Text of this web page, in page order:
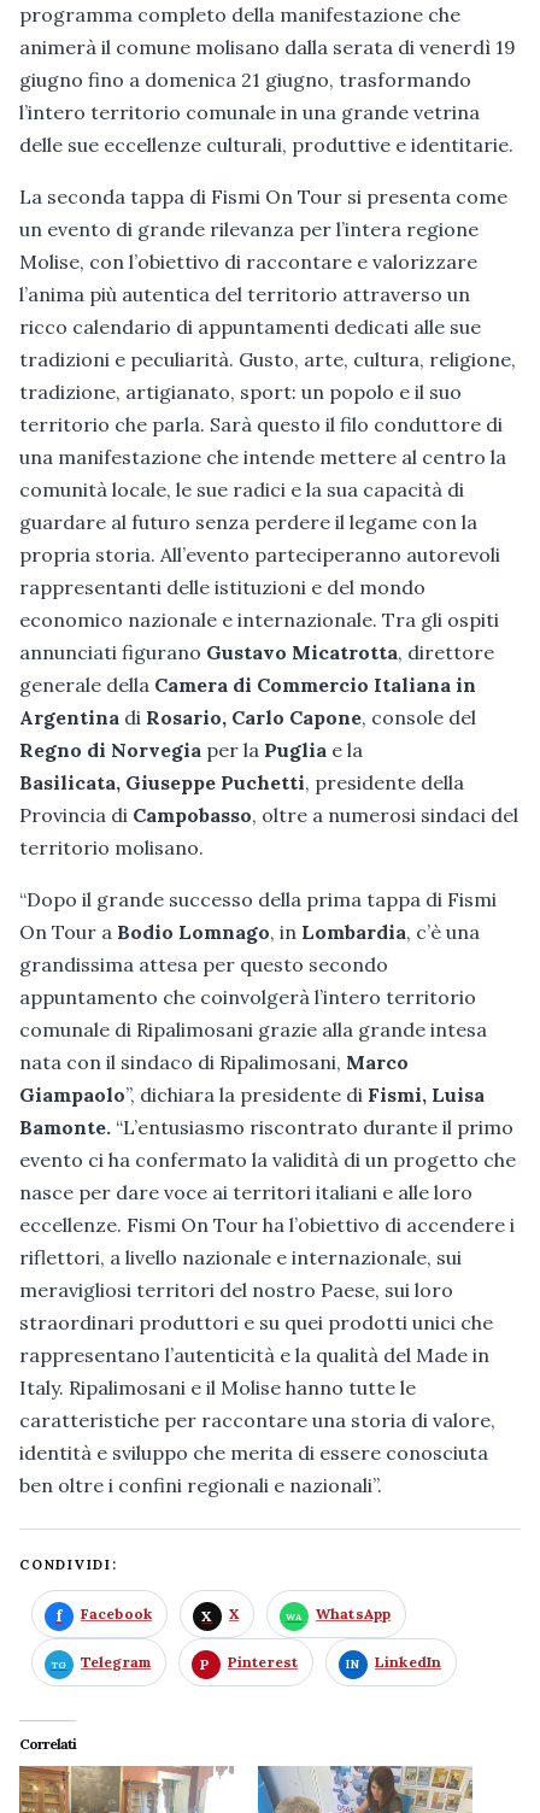
programma completo della manifestazione che
animerà il comune molisano dalla serata di venerdì 19
giugno fino a domenica 21 giugno, trasformando
l’intero territorio comunale in una grande vetrina
delle sue eccellenze culturali, produttive e identitarie.
La seconda tappa di Fismi On Tour si presenta come
un evento di grande rilevanza per l’intera regione
Molise, con l’obiettivo di raccontare e valorizzare
l’anima più autentica del territorio attraverso un
ricco calendario di appuntamenti dedicati alle sue
tradizioni e peculiarità. Gusto, arte, cultura, religione,
tradizione, artigianato, sport: un popolo e il suo
territorio che parla. Sarà questo il filo conduttore di
una manifestazione che intende mettere al centro la
comunità locale, le sue radici e la sua capacità di
guardare al futuro senza perdere il legame con la
propria storia. All’evento parteciperanno autorevoli
rappresentanti delle istituzioni e del mondo
economico nazionale e internazionale. Tra gli ospiti
annunciati figurano Gustavo Micatrotta, direttore
generale della Camera di Commercio Italiana in
Argentina di Rosario, Carlo Capone, console del
Regno di Norvegia per la Puglia e la
Basilicata, Giuseppe Puchetti, presidente della
Provincia di Campobasso, oltre a numerosi sindaci del
territorio molisano.
“Dopo il grande successo della prima tappa di Fismi
On Tour a Bodio Lomnago, in Lombardia, c’è una
grandissima attesa per questo secondo
appuntamento che coinvolgerà l’intero territorio
comunale di Ripalimosani grazie alla grande intesa
nata con il sindaco di Ripalimosani, Marco
Giampaolo”, dichiara la presidente di Fismi, Luisa
Bamonte. “L’entusiasmo riscontrato durante il primo
evento ci ha confermato la validità di un progetto che
nasce per dare voce ai territori italiani e alle loro
eccellenze. Fismi On Tour ha l’obiettivo di accendere i
riflettori, a livello nazionale e internazionale, sui
meravigliosi territori del nostro Paese, sui loro
straordinari produttori e su quei prodotti unici che
rappresentano l’autenticità e la qualità del Made in
Italy. Ripalimosani e il Molise hanno tutte le
caratteristiche per raccontare una storia di valore,
identità e sviluppo che merita di essere conosciuta
ben oltre i confini regionali e nazionali”.
CONDIVIDI:
Facebook X WhatsApp
Telegram Pinterest LinkedIn
Correlati